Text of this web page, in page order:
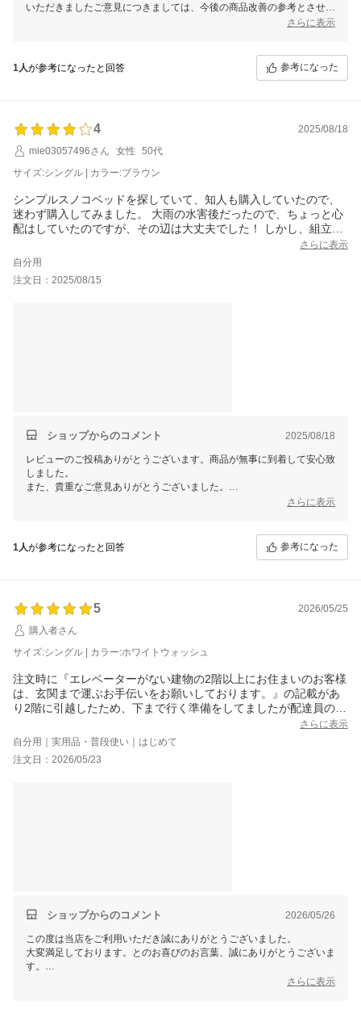
いただきましたご意見につきましては、今後の商品改善の参考とさせて
この度は、誠にありがとうございました。
さらに表示
1人が参考になったと回答 参考になった
4
2025/08/18
mie03057496さん
女性
50代
サイズ:シングル | カラー:ブラウン
シンプルスノコベッドを探していて、知人も購入していたので、
迷わず購入してみました。 大雨の水害後だったので、ちょっと心
配はしていたのですが、その辺は大丈夫でした！ しかし、組立て
ていく内に元からビス止めしてあるネジが、自分でビス止めしな
くてはいけないネジ穴を貫通しており、困りました。仕方ないの
で、元のビスを抜いて自分でビス止めの方を優先しました。不具
合が出たら、どうにかしなくては…と思っていますが…
さらに表示
自分用
注文日：2025/08/15
ショップからのコメント 2025/08/18
レビューのご投稿ありがとうございます。商品が無事に到着して安心致
しました。
また、貴重なご意見ありがとうございました。
ご利用頂く中で、気になる点がございましたら、ご意見頂けると幸いで
今後もお客様にご満足いただける商品・サービスを提供できるよう精進
致します。
さらに表示
1人が参考になったと回答 参考になった
5
2026/05/25
購入者さん
サイズ:シングル | カラー:ホワイトウォッシュ
注文時に『エレベーターがない建物の2階以上にお住まいのお客様
は、玄関まで運ぶお手伝いをお願いしております。』の記載があ
り2階に引越したため、下まで行く準備をしてましたが配達員の方
が肩に担いで玄関まで運んでくれたので結構軽いのかぁ～って思
って持ち上げたら重くてびっくりしました!(笑)配達員の方に感謝
です!
さらに表示
自分用｜実用品・普段使い｜はじめて
注文日：2026/05/23
ショップからのコメント 2026/05/26
この度は当店をご利用いただき誠にありがとうございました。
大変満足しております。とのお喜びのお言葉、誠にありがとうございま
す。
今後もお客様に喜んでいただけるよう、スタッフ一同尽力してまいりま
さらに表示